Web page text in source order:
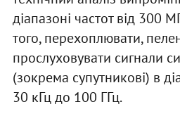
діапазоні частот від 300
того, перехоплювати,
прослуховувати сигнали
(зокрема супутникові) в
30 кГц до 100 ГГц.